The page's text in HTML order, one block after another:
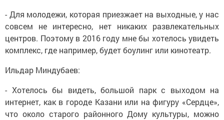
- Для молодежи, которая приезжает на выходные, у нас
совсем не интересно, нет никаких развлекательных
центров. Поэтому в 2016 году мне бы хотелось увидеть
комплекс, где например, будет боулинг или кинотеатр.
Ильдар Миндубаев:
- Хотелось бы видеть, большой парк с выходом на
интернет, как в городе Казани или на фигуру «Сердце»,
что около старого районного Дому культуры, можно